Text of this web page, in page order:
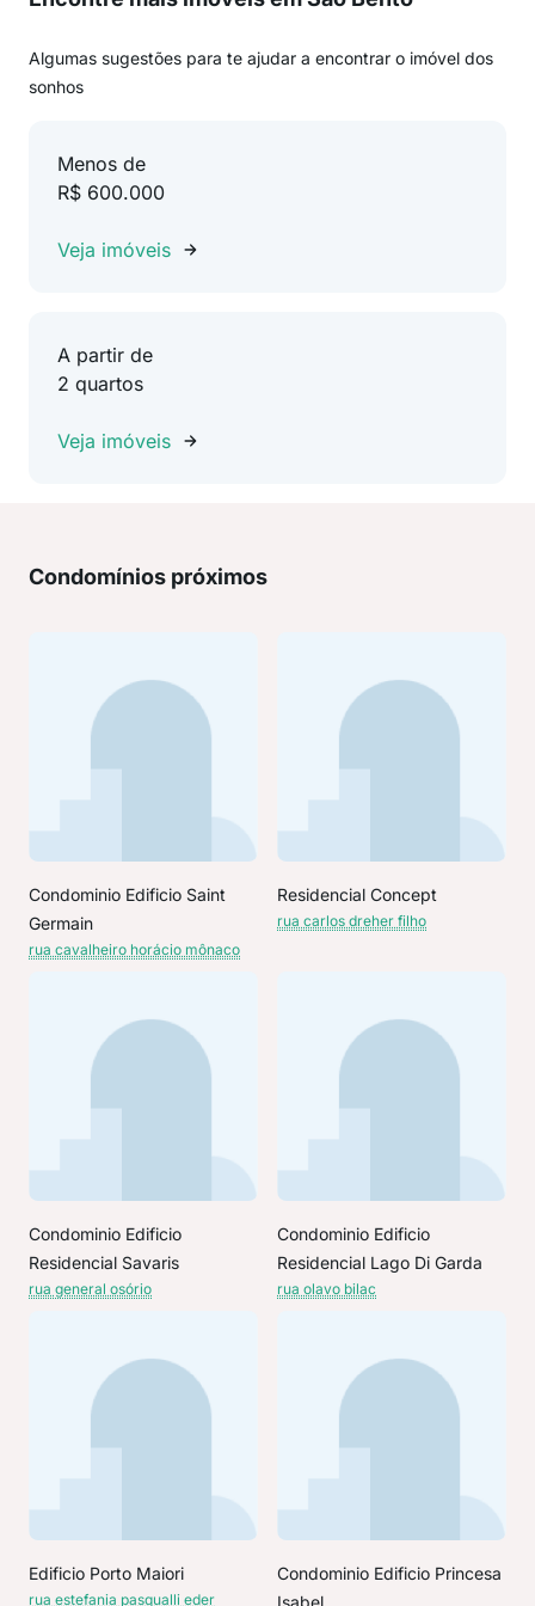
Algumas sugestões para te ajudar a encontrar o imóvel dos
sonhos
Menos de
R$ 600.000
Veja imóveis
A partir de
2 quartos
Veja imóveis
Condomínios próximos
Condominio Edificio Saint
Germain
rua cavalheiro horácio mônaco
Residencial Concept
rua carlos dreher filho
Condominio Edificio
Residencial Savaris
rua general osório
Condominio Edificio
Residencial Lago Di Garda
rua olavo bilac
Edificio Porto Maiori
rua estefania pasqualli eder
Condominio Edificio Princesa
Isabel